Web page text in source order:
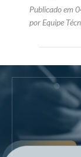
Publicado em
por Equipe